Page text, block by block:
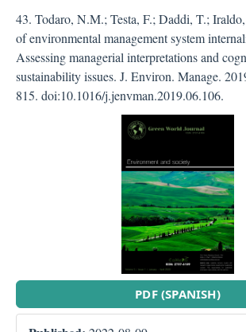
PDF (SPANISH)
43. Todaro, N.M.; Testa, F.; Daddi, T.;
of environmental management system
Assessing managerial interpretations and
sustainability issues. J. Environ. Manage.
815. doi:10.1016/j.jenvman.2019.06.106.